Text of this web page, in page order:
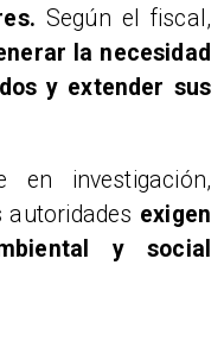
Según el fiscal,
la necesidad
y extender sus
en investigación,
exigen
y social